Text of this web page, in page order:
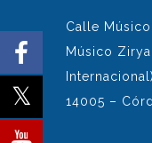
Calle
Músico
Internacional)
14005 –